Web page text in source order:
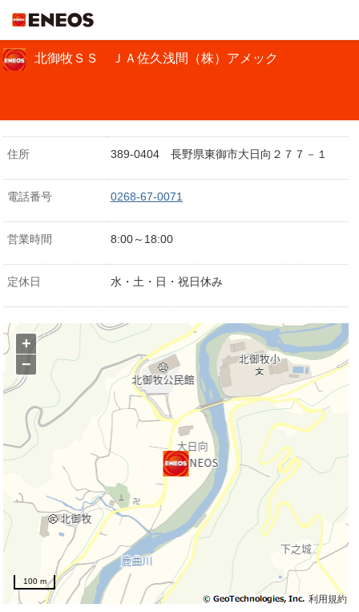
北御牧ＳＳ ＪＡ佐久浅間（株）アメック
住所 389-0404 長野県東御市大日向２７７－１
電話番号 0268-67-0071
営業時間 8:00～18:00
定休日 水・土・日・祝日休み
利用規約
+
−
100 m